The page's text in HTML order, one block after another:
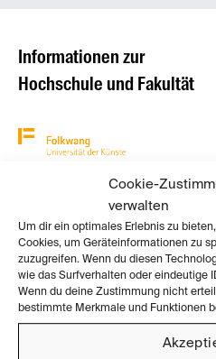
Cookie-
verwalten
Um dir ein optimales Erlebnis zu
Cookies, um Geräteinformationen zu
zuzugreifen. Wenn du diesen
wie das Surfverhalten oder eindeutige
Wenn du deine Zustimmung nicht
bestimmte Merkmale und Funktionen
Informationen zur
Hochschule und Fakultät
6 Studiengänge
Zur Website der